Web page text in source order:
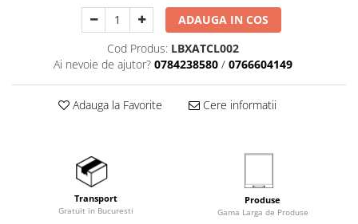
ADAUGA IN COS
Cod Produs: LBXATCL002
Ai nevoie de ajutor? 0784238580 / 0766604149
Adauga la Favorite Cere informatii
Transport
Gratuit in Bucuresti
Produse
Gama Larga de Produse